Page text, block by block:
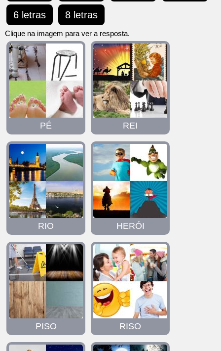
todas
as
letras:
6 letras 8 letras
Clique na imagem para ver a resposta.
PÉ REI
RIO HERÓI
PISO RISO